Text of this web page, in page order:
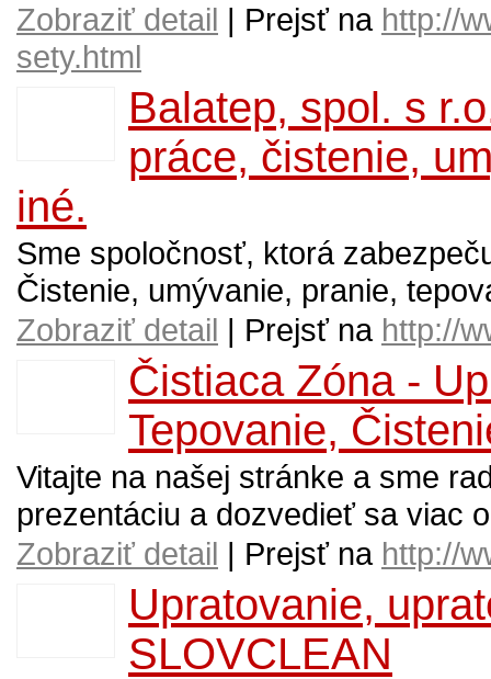
Zobraziť detail | Prejsť na http://
sety.html
Balatep, spol. s
práce, čistenie,
iné.
Sme spoločnosť, ktorá
Čistenie, umývanie, pranie,
Zobraziť detail | Prejsť na http://
Čistiaca Zóna -
Tepovanie,
Vitajte na našej stránke a sme
prezentáciu a dozvedieť sa viac
Zobraziť detail | Prejsť na http://
Upratovanie,
SLOVCLEAN